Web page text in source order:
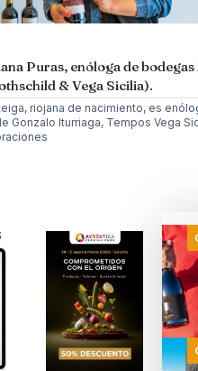
Puras, enóloga de
& Vega Sicilia).
riojana de nacimiento, es
Gonzalo Iturriaga, Tempos Vega